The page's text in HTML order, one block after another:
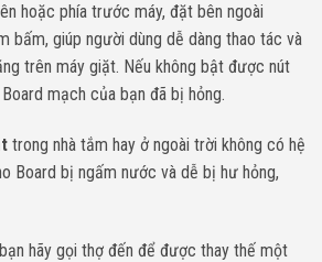
hoặc phía trước máy, đặt bên ngoài
bấm, giúp người dùng dễ dàng thao tác và
trên máy giặt. Nếu không bật được nút
mạch của bạn đã bị hỏng.
trong nhà tắm hay ở ngoài trời không có hệ
Board bị ngấm nước và dễ bị hư hỏng,
hãy gọi thợ đến để được thay thế một